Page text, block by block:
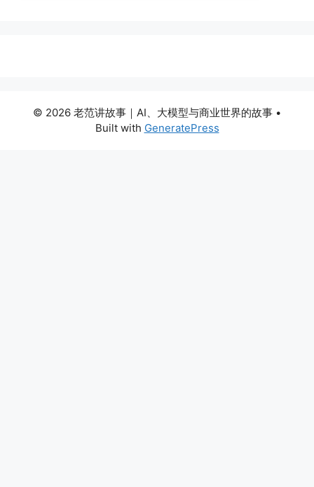
© 2026 老范讲故事｜AI、大模型与商业世界的故事 •
Built with GeneratePress